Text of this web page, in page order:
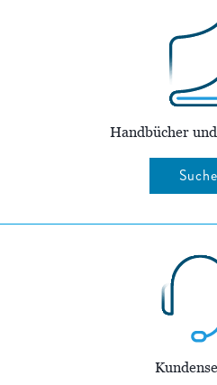
Handbücher